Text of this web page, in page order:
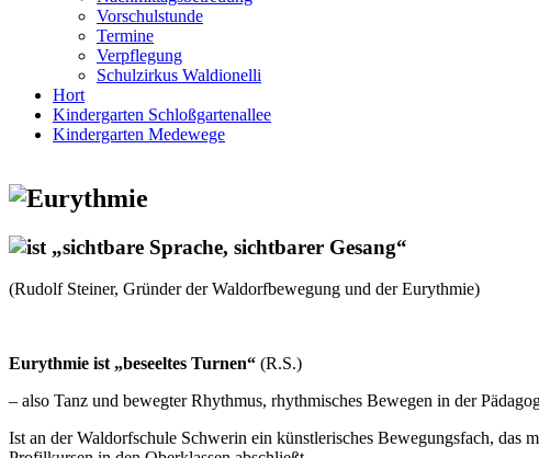
Vorschulstunde
Termine
Verpflegung
Schulzirkus Waldionelli
Hort
Kindergarten Schloßgartenallee
Kindergarten Medewege
(Rudolf Steiner, Gründer der Waldorfbewegung und der Eurythmie)
Eurythmie ist „beseeltes Turnen“ (R.S.)
– also Tanz und bewegter Rhythmus, rhythmisches Bewegen in der
Ist an der Waldorfschule Schwerin ein künstlerisches Bewegungsfach, das